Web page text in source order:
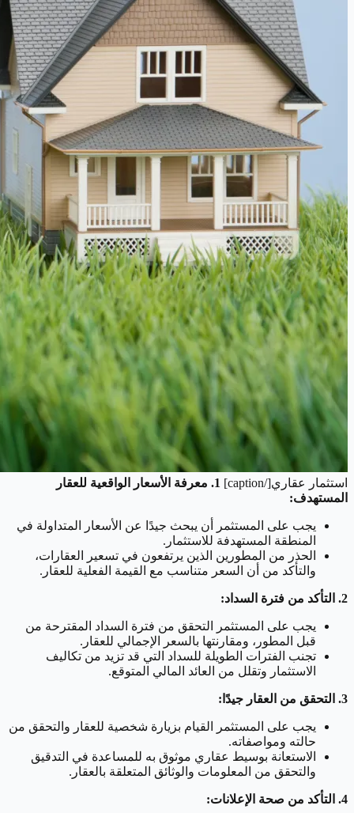
استثمار عقاري[/caption]
1. معرفة الأسعار الواقعية للعقار
المستهدف:
يجب على المستثمر أن يبحث جيدًا عن الأسعار المتداولة في
المنطقة المستهدفة للاستثمار.
الحذر من المطورين الذين يرتفعون في تسعير العقارات،
والتأكد من أن السعر متناسب مع القيمة الفعلية للعقار.
2. التأكد من فترة السداد:
يجب على المستثمر التحقق من فترة السداد المقترحة من
قبل المطور، ومقارنتها بالسعر الإجمالي للعقار.
تجنب الفترات الطويلة للسداد التي قد تزيد من تكاليف
الاستثمار وتقلل من العائد المالي المتوقع.
3. التحقق من العقار جيدًا:
يجب على المستثمر القيام بزيارة شخصية للعقار والتحقق من
حالته ومواصفاته.
الاستعانة بوسيط عقاري موثوق به للمساعدة في التدقيق
والتحقق من المعلومات والوثائق المتعلقة بالعقار.
4. التأكد من صحة الإعلانات: